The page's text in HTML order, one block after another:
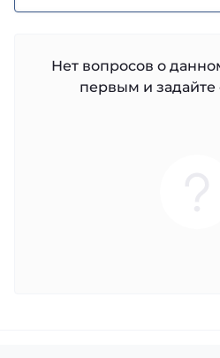
Нет вопросов о
первым и задайте